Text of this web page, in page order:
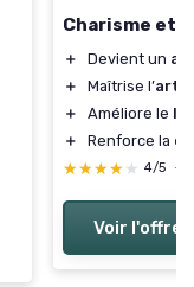
Charisme et
＋ Devient un
＋
Maîtrise l’art
＋
Améliore le
＋
Renforce la
★★★★★
★★★★★ 4/5 —
Voir l'offre